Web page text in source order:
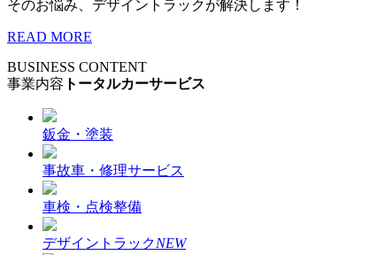
そのお悩み、デザイントラックが解決します！
READ MORE
BUSINESS CONTENT
事業内容 トータルカーサービス
鈑金・塗装
事故車・修理サービス
車検・点検整備
デザイントラックNEW